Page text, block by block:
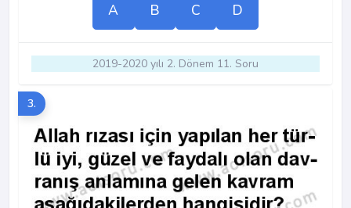
A B C D
2019-2020 yılı 2. Dönem 11. Soru
3.